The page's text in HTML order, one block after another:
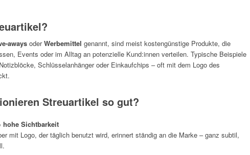
aways oderWerbemittel genannt, sind meist kostengünstige Produkte, die
Events oder im Alltag an potenzielle Kund:innen verteilen. Typische Beispiele
Schlüsselanhänger oder Einkaufchips – oft mit dem Logo des
Streuartikel so gut?
hohe Sichtbarkeit
mit Logo, der täglich benutzt wird, erinnert ständig an die Marke – ganz subtil,